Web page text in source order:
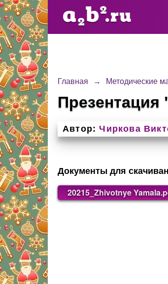
Главная → Методические
Автор: Чиркова
Документы для
20215_Zhivotnye